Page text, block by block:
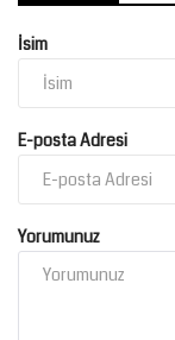
İsim
E-posta Adresi
Yorumunuz